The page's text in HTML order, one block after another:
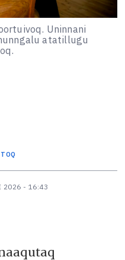
Uninnani
atatillugu
2026 - 16:43